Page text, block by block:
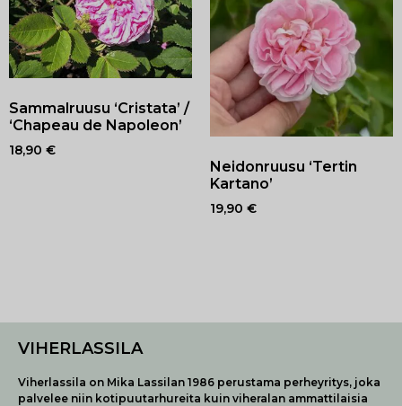
Sammalruusu ‘Cristata’ /
‘Chapeau de Napoleon’
18,90 €
Neidonruusu ‘Tertin
Kartano’
19,90 €
VIHERLASSILA
Viherlassila on Mika Lassilan 1986 perustama perheyritys, joka
palvelee niin kotipuutarhureita kuin viheralan ammattilaisia